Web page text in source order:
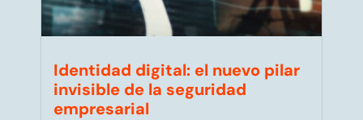
Identidad digital: el nuevo pilar
invisible de la seguridad
empresarial